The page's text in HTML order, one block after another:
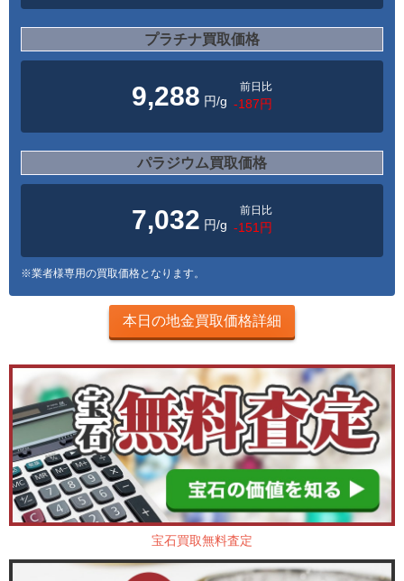
プラチナ買取価格
9,288 円/g
前日比
-187円
パラジウム買取価格
7,032 円/g
前日比
-151円
※業者様専用の買取価格となります。
本日の地金買取価格詳細
宝石買取無料査定